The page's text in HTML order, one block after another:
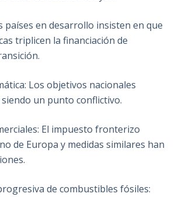
países en desarrollo insisten en que
triplicen la financiación de
Los objetivos nacionales
un punto conflictivo.
El impuesto fronterizo
de Europa y medidas similares han
de combustibles fósiles: